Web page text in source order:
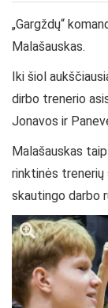
„Gargždų“
Malašauskas.
Iki šiol
dirbo trenerio
Jonavos ir
Malašauskas
rinktinės trenerių
skautingo darbo